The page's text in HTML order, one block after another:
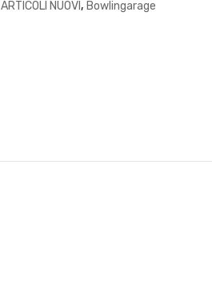
ARTICOLI NUOVI , Bowlingarage